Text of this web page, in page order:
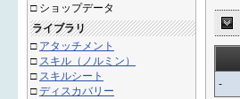
□ ショップデータ
ライブラリ
□ アタッチメント
□ スキル（ノルミン）
□ スキルシート
□ディスカバリー
-